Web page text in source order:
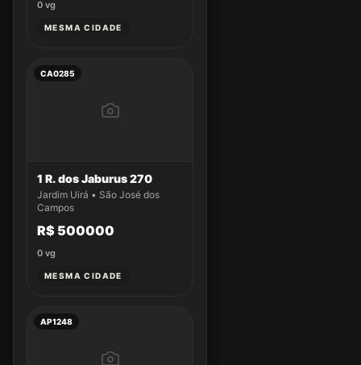
0 vg
MESMA CIDADE
CA0285
1 R. dos Jaburus 270
Jardim Uirá • São José dos
Campos
R$ 500000
0 vg
MESMA CIDADE
AP1248